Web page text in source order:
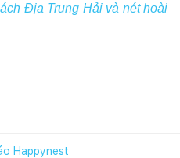
Địa Trung Hải và nét hoài